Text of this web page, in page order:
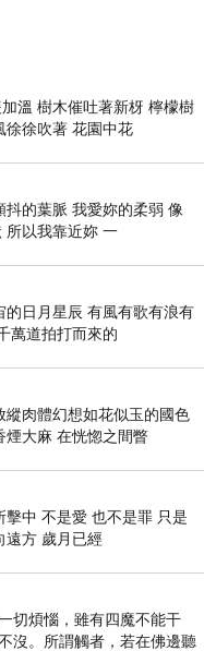
溫 樹木催吐著新枒 檸檬樹
徐徐吹著 花園中花
的葉脈 我愛妳的柔弱 像
所以我靠近妳 一
日月星辰 有風有歌有浪有
萬道拍打而來的
肉體幻想如花似玉的國色
煙大麻 在恍惚之間瞥
中 不是愛 也不是罪 只是
遠方 歲月已經
切煩惱，雖有四魔不能干
沒。所謂觸者，若在佛邊聽